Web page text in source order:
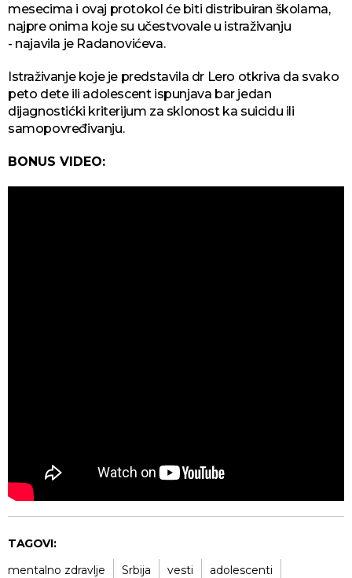
mesecima i ovaj protokol će biti distribuiran školama,
najpre onima koje su učestvovale u istraživanju
- najavila je Radanovićeva.
Istraživanje koje je predstavila dr Lero otkriva da svako
peto dete ili adolescent ispunjava bar jedan
dijagnostićki kriterijum za sklonost ka suicidu ili
samopovređivanju.
BONUS VIDEO:
TAGOVI:
mentalno zdravlje
Srbija vesti adolescenti